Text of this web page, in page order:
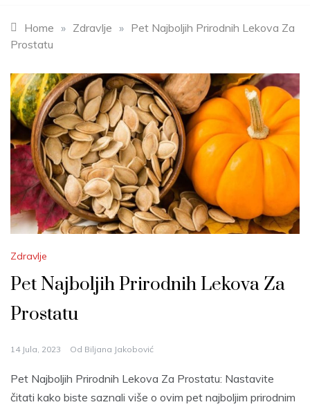
Home » Zdravlje » Pet Najboljih Prirodnih Lekova Za
Prostatu
Zdravlje
Pet Najboljih Prirodnih Lekova Za
Prostatu
14 Jula, 2023 Od Biljana Jakobović
Pet Najboljih Prirodnih Lekova Za Prostatu: Nastavite
čitati kako biste saznali više o ovim pet najboljim prirodnim